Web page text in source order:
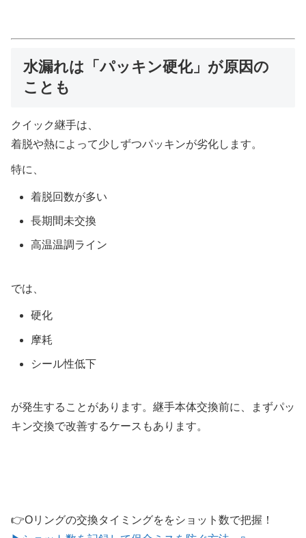
水漏れは「パッキン硬化」が原因の
ことも
クイック継手は、
着脱や熱によって少しずつパッキンが劣化します。
特に、
着脱回数が多い
長期間未交換
高温温調ライン
では、
硬化
摩耗
シール性低下
が発生することがあります。継手本体交換前に、まずパッ
キン交換で改善するケースもあります。
👉Oリングの交換タイミングををショット数で把握！